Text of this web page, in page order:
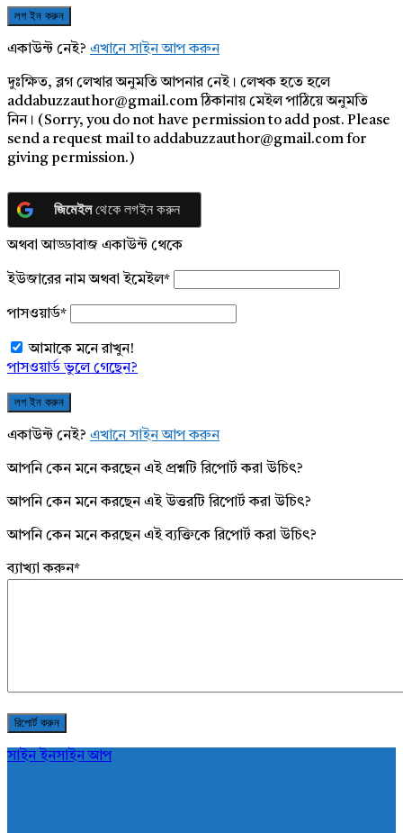
একাউন্ট নেই? এখানে সাইন আপ করুন
দুঃক্ষিত, ব্লগ লেখার অনুমতি আপনার নেই। লেখক হতে হলে
addabuzzauthor@gmail.com ঠিকানায় মেইল পাঠিয়ে অনুমতি
নিন। (Sorry, you do not have permission to add post. Please
send a request mail to addabuzzauthor@gmail.com for
giving permission.)
জিমেইলথেকে লগইন করুন
অথবা আড্ডাবাজ একাউন্ট থেকে
ইউজারের নাম অথবা ইমেইল*
পাসওয়ার্ড*
আমাকে মনে রাখুন!
পাসওয়ার্ড ভুলে গেছেন?
একাউন্ট নেই? এখানে সাইন আপ করুন
আপনি কেন মনে করছেন এই প্রশ্নটি রিপোর্ট করা উচিৎ?
আপনি কেন মনে করছেন এই উত্তরটি রিপোর্ট করা উচিৎ?
আপনি কেন মনে করছেন এই ব্যক্তিকে রিপোর্ট করা উচিৎ?
ব্যাখ্যা করুন*
সাইন ইনসাইন আপ